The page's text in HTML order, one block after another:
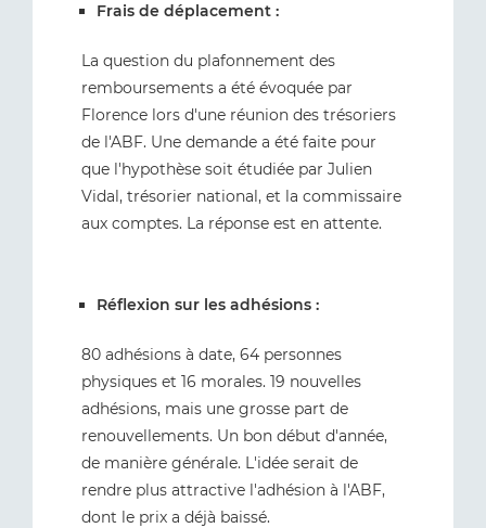
Frais de déplacement :
La question du plafonnement des
remboursements a été évoquée par
Florence lors d'une réunion des trésoriers
de l'ABF. Une demande a été faite pour
que l'hypothèse soit étudiée par Julien
Vidal, trésorier national, et la commissaire
aux comptes. La réponse est en attente.
Réflexion sur les adhésions :
80 adhésions à date, 64 personnes
physiques et 16 morales. 19 nouvelles
adhésions, mais une grosse part de
renouvellements. Un bon début d'année,
de manière générale. L'idée serait de
rendre plus attractive l'adhésion à l'ABF,
dont le prix a déjà baissé.